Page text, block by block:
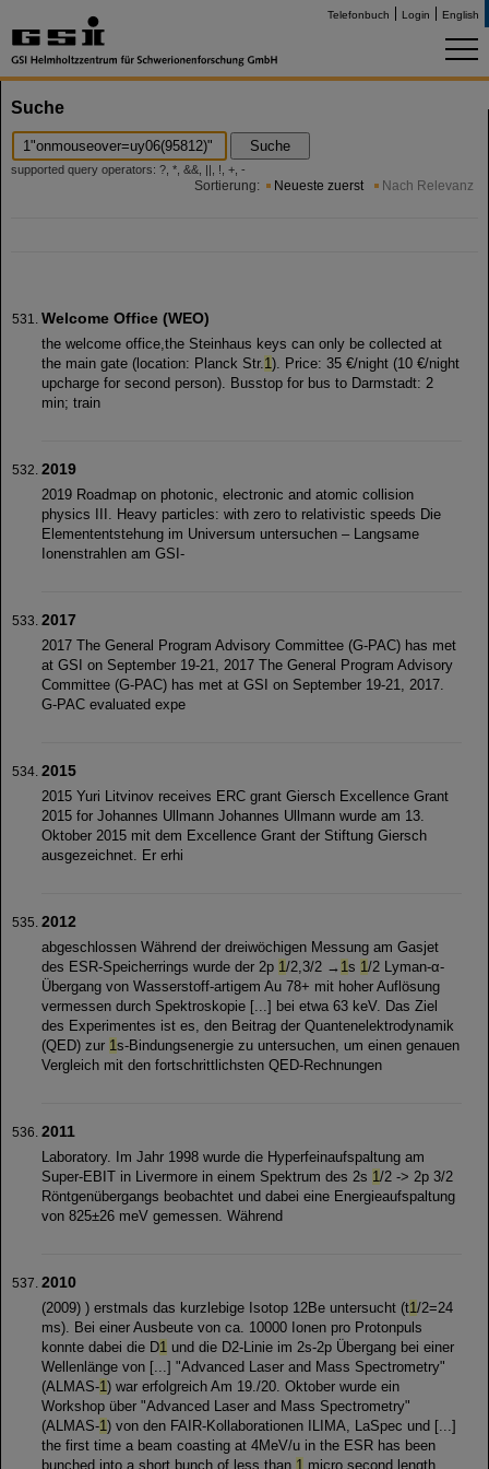
Telefonbuch Login English
Suche
Suche
supported query operators: ?, *, &&, ||, !, +, -
Sortierung: Neueste zuerst Nach Relevanz
Welcome Office (WEO)
the welcome office,the Steinhaus keys can only be collected at
the main gate (location: Planck Str.1). Price: 35 €/night (10 €/night
upcharge for second person). Busstop for bus to Darmstadt: 2
min; train
2019
2019 Roadmap on photonic, electronic and atomic collision
physics III. Heavy particles: with zero to relativistic speeds Die
Elemententstehung im Universum untersuchen – Langsame
Ionenstrahlen am GSI-
2017
2017 The General Program Advisory Committee (G-PAC) has met
at GSI on September 19-21, 2017 The General Program Advisory
Committee (G-PAC) has met at GSI on September 19-21, 2017.
G-PAC evaluated expe
2015
2015 Yuri Litvinov receives ERC grant Giersch Excellence Grant
2015 for Johannes Ullmann Johannes Ullmann wurde am 13.
Oktober 2015 mit dem Excellence Grant der Stiftung Giersch
ausgezeichnet. Er erhi
2012
abgeschlossen Während der dreiwöchigen Messung am Gasjet
des ESR-Speicherrings wurde der 2p 1/2,3/2 → 1s 1/2 Lyman-α-
Übergang von Wasserstoff-artigem Au 78+ mit hoher Auflösung
vermessen durch Spektroskopie [...] bei etwa 63 keV. Das Ziel
des Experimentes ist es, den Beitrag der Quantenelektrodynamik
(QED) zur 1s-Bindungsenergie zu untersuchen, um einen genauen
Vergleich mit den fortschrittlichsten QED-Rechnungen
2011
Laboratory. Im Jahr 1998 wurde die Hyperfeinaufspaltung am
Super-EBIT in Livermore in einem Spektrum des 2s 1/2 -> 2p 3/2
Röntgenübergangs beobachtet und dabei eine Energieaufspaltung
von 825±26 meV gemessen. Während
2010
(2009) ) erstmals das kurzlebige Isotop 12Be untersucht (t1/2=24
ms). Bei einer Ausbeute von ca. 10000 Ionen pro Protonpuls
konnte dabei die D1 und die D2-Linie im 2s-2p Übergang bei einer
Wellenlänge von [...] "Advanced Laser and Mass Spectrometry"
(ALMAS-1) war erfolgreich Am 19./20. Oktober wurde ein
Workshop über "Advanced Laser and Mass Spectrometry"
(ALMAS-1) von den FAIR-Kollaborationen ILIMA, LaSpec und [...]
the first time a beam coasting at 4MeV/u in the ESR has been
bunched into a short bunch of less than 1 micro second length